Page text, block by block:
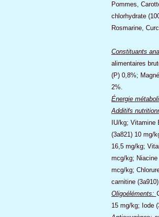
Pommes,
chlorhydrate
Rosmarine,
Constituants
alimentaires
(P) 0,8%;
2%.
Énergie
Additifs
IU/kg;
(3a821) 10 mg/
16,5 mg/kg;
mcg/kg; Niacine
mcg/kg;
carnitine
Oligoéléments:
15 mg/kg; Iode